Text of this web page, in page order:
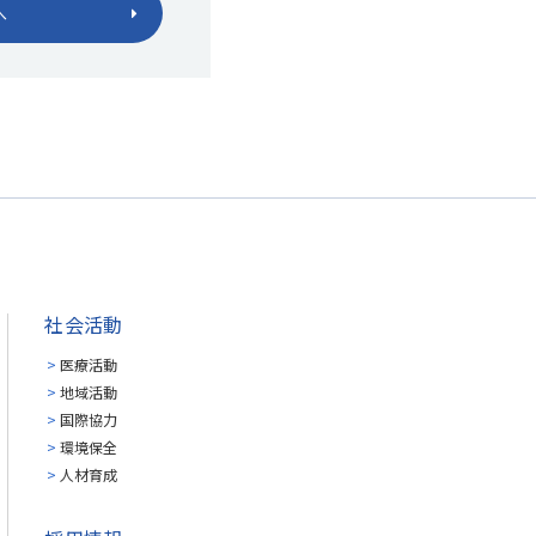
社会活動
医療活動
地域活動
国際協力
環境保全
人材育成